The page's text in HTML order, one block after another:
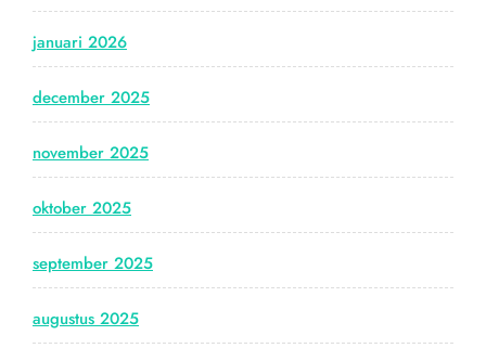
januari 2026
december 2025
november 2025
oktober 2025
september 2025
augustus 2025